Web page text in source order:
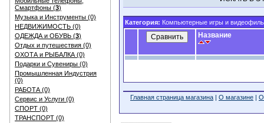
Смартфоны (3)
Музыка и Инструменты (0)
НЕДВИЖИМОСТЬ (0)
ОДЕЖДА и ОБУВЬ (3)
Отдых и путешествия (0)
ОХОТА и РЫБАЛКА (0)
Подарки и Сувениры (0)
Промышленная Индустрия
(0)
РАБОТА (0)
Сервис и Услуги (0)
СПОРТ (0)
ТРАНСПОРТ (0)
Категория: Компьютерные игры и
Название
Главная страница магазина | О магазине |